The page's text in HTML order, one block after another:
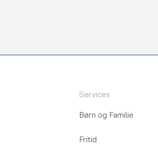
Services
Børn og Familie
Fritid